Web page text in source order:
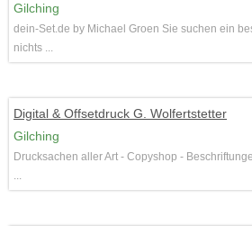
Gilching
dein-Set.de by Michael Groen Sie suchen ein
nichts ...
Digital & Offsetdruck G. Wolfertstetter
Gilching
Drucksachen aller Art - Copyshop -
...